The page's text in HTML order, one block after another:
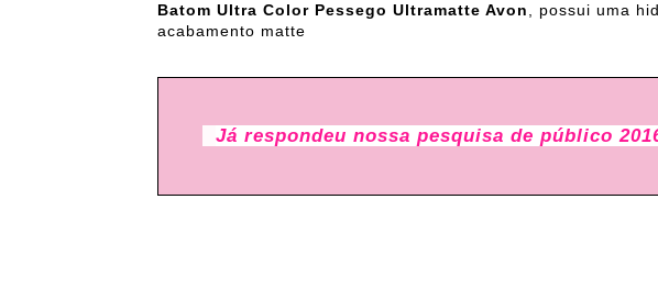
Batom Ultra Color Pessego Ultramatte Avon
, possui uma
acabamento matte
Já respondeu nossa pesquisa de público